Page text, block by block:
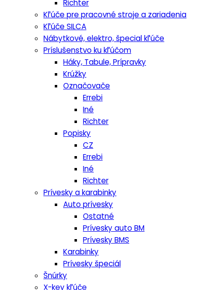
Richter
Kľúče pre pracovné stroje a zariadenia
Kľúče SILCA
Nábytkové, elektro, špecial kľúče
Príslušenstvo ku kľúčom
Háky, Tabule, Prípravky
Krúžky
Označovače
Errebi
Iné
Richter
Popisky
CZ
Errebi
Iné
Richter
Prívesky a karabinky
Auto prívesky
Ostatné
Prívesky auto BM
Prívesky BMS
Karabinky
Prívesky špeciál
Šnúrky
X-key kľúče